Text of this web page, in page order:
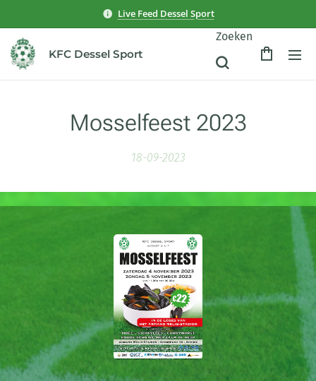
Live Feed Dessel Sport
KFC Dessel Sport
Zoeken
Mosselfeest 2023
18-09-2023